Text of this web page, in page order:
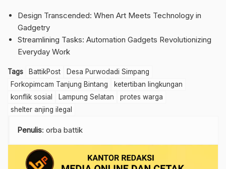
Design Transcended: When Art Meets Technology in
Gadgetry
Streamlining Tasks: Automation Gadgets Revolutionizing
Everyday Work
Tags BattikPost
Desa Purwodadi Simpang
Forkopimcam Tanjung Bintang
ketertiban lingkungan
konflik sosial
Lampung Selatan
protes warga
shelter anjing ilegal
Penulis: orba battik